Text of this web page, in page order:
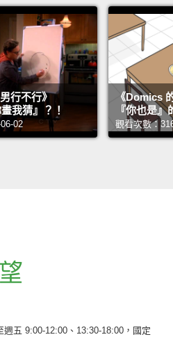
行不行》
我猜』？！
02
《Domics
『你也是
觀看次數：
週五 9:00-12:00、13:30-18:00，國定